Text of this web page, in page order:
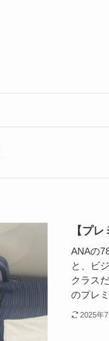
【プ
ANAの
と、ビ
クラス
のプレ
2025年